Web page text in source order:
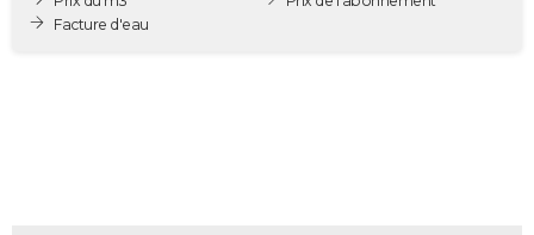
Destinations
City break
Voyage nature
Voyage de noces
Forum
Climat
PHOTOFacture d'eau